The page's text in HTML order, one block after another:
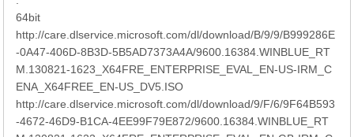
64bit
http://care.dlservice.microsoft.com/dl/download/B/9/9/B999286E
-0A47-406D-8B3D-5B5AD7373A4A/9600.16384.WINBLUE_RT
M.130821-1623_X64FRE_ENTERPRISE_EVAL_EN-US-IRM_C
ENA_X64FREE_EN-US_DV5.ISO
http://care.dlservice.microsoft.com/dl/download/9/F/6/9F64B593
-4672-46D9-B1CA-4EE99F79E872/9600.16384.WINBLUE_RT